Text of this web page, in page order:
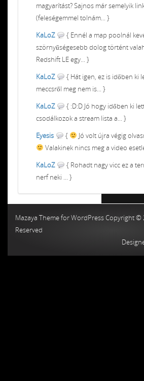
magyarítást? Sajnos már semelyik
(feleségemmel tolnám... }
KaLoZ
{ Ennél a map poolnál
szörnyűségesebb dolog történt
Redshift LE egy... }
KaLoZ
{ Hát igen, ez is időben ki
meccsről meg nem is... }
KaLoZ
{ :D:D Jó hogy időben ki
csodálkozok a stream lista a... }
Eyesis
{
Jó volt újra végig
Valakinek nincs meg a video
KaLoZ
{ Rohadt nagy vicc ez a
nerf neki ... }
Mazaya Theme for WordPress Copyright ©
Reserved